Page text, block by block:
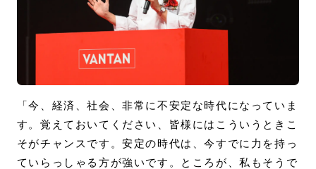
「今、経済、社会、非常に不安定な時代になっていま
す。覚えておいてください、皆様にはこういうときこ
そがチャンスです。安定の時代は、今すでに力を持っ
ていらっしゃる方が強いです。ところが、私もそうで